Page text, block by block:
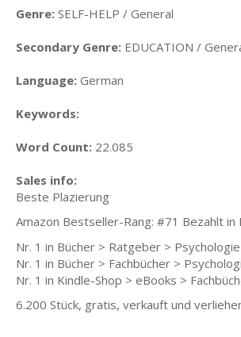
Genre: SELF-HELP / General
Secondary Genre: EDUCATION /
Language: German
Keywords:
Word Count: 22.085
Sales info:
Beste Plazierung
Amazon Bestseller-Rang: #71 Bezahlt in
Nr. 1 in Bücher > Ratgeber >
Nr. 1 in Bücher > Fachbücher >
Nr. 1 in Kindle-Shop > eBooks >
6.200 Stück, gratis, verkauft und